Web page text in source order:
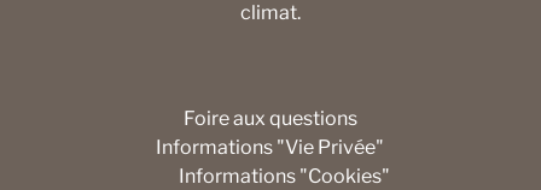
climat.
Foire aux questions
Informations "Vie Privée"
Informations "Cookies"